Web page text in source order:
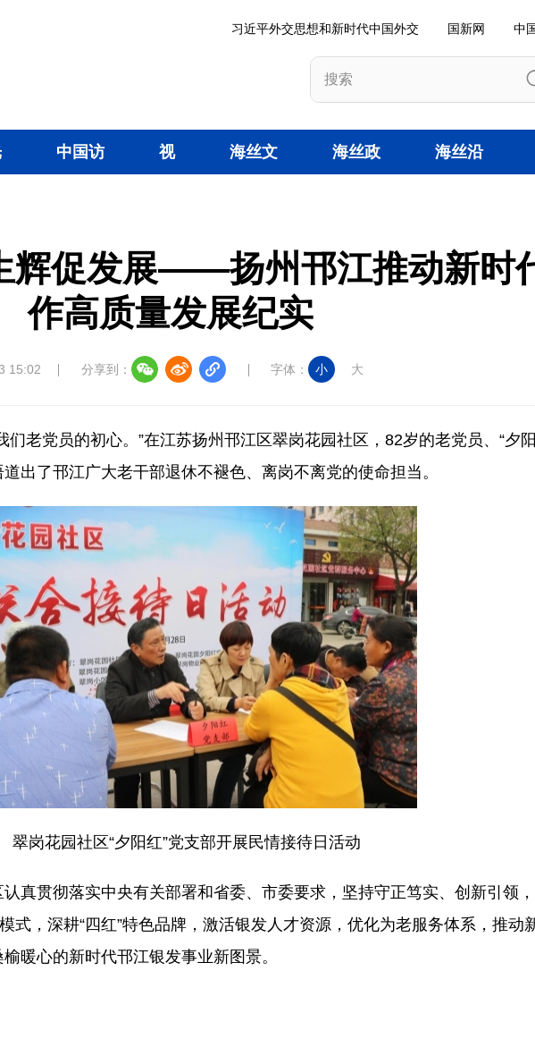
习近平外交思想和新时代中国外交 国新网 中
中国访 视 海丝文 海丝政 海丝沿
辉促发展——扬州邗江推动新时
作高质量发展纪实
15:02 分享到： 字体： 小 大
老党员的初心。”在江苏扬州邗江区翠岗花园社区，82岁的老党员、“夕
出了邗江广大老干部退休不褪色、离岗不离党的使命担当。
翠岗花园社区“夕阳红”党支部开展民情接待日活动
真贯彻落实中央有关部署和省委、市委要求，坚持守正笃实、创新引领
式，深耕“四红”特色品牌，激活银发人才资源，优化为老服务体系，推动
暖心的新时代邗江银发事业新图景。